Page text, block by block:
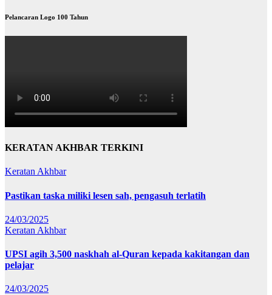
Pelancaran Logo 100 Tahun
KERATAN AKHBAR TERKINI
Keratan Akhbar
Pastikan taska miliki lesen sah, pengasuh terlatih
24/03/2025
Keratan Akhbar
UPSI agih 3,500 naskhah al-Quran kepada kakitangan dan
pelajar
24/03/2025